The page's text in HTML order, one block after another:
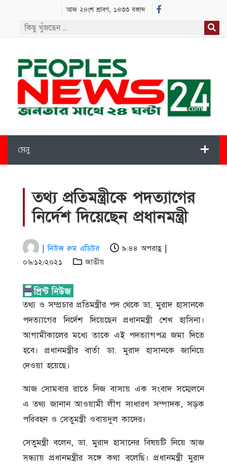
আজ ২৪শে শ্রাবণ, ১৪৩৩ বঙ্গাব্দ
মেনু
তথ্য প্রতিমন্ত্রীকে পদত্যাগের
নির্দেশ দিয়েছেন প্রধানমন্ত্রী
| নিউজ রুম এডিটর
৯:৪৪ অপরাহ্ণ |
০৬/১২/২০২১
জাতীয়
তথ্য ও সম্প্রচার প্রতিমন্ত্রীর পদ থেকে ডা. মুরাদ হাসানকে
পদত্যাগের নির্দেশ দিয়েছেন প্রধানমন্ত্রী শেখ হাসিনা।
আগামীকালের মধ্যে তাকে এই পদত্যাগপত্র জমা দিতে
হবে। প্রধানমন্ত্রীর বার্তা ডা. মুরাদ হাসানকে জানিয়ে
দেওয়া হয়েছে।
আজ সোমবার রাতে নিজ বাসায় এক সংবাদ সম্মেলনে
এ তথ্য জানান আওয়ামী লীগ সাধারণ সম্পাদক, সড়ক
পরিবহন ও সেতুমন্ত্রী ওবায়দুল কাদের।
সেতুমন্ত্রী বলেন, ডা. মুরাদ হাসানের বিষয়টি নিয়ে আজ
সন্ধ্যায় প্রধানমন্ত্রীর সঙ্গে কথা বলেছি। প্রধানমন্ত্রী মুরাদ